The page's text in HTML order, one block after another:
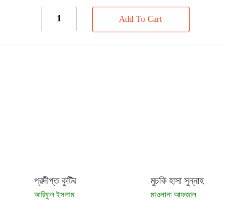
Add To Cart
প্রদীপ্ত কুটির
আরিফুল ইসলাম
মুচকি হাসা সুন্নাহ
মাওলানা আফজাল